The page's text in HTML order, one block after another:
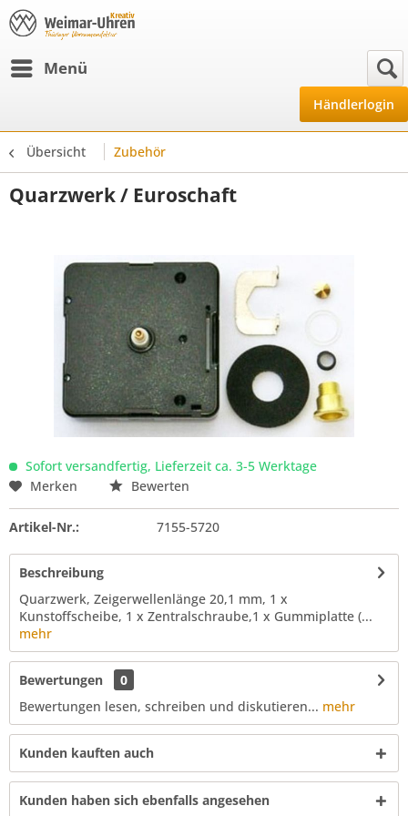
Menü
Händlerlogin
Übersicht Zubehör
Quarzwerk / Euroschaft
Sofort versandfertig, Lieferzeit ca. 3-5 Werktage
Merken
Bewerten
Artikel-Nr.: 7155-5720
Beschreibung
Quarzwerk, Zeigerwellenlänge 20,1 mm, 1 x
Kunstoffscheibe, 1 x Zentralschraube,1 x Gummiplatte (...
mehr
Bewertungen
0
Bewertungen lesen, schreiben und diskutieren... mehr
Kunden kauften auch
Kunden haben sich ebenfalls angesehen